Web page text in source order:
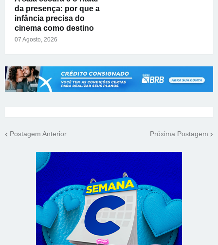
da presença: por que a
infância precisa do
cinema como destino
07 Agosto, 2026
Postagem Anterior Próxima Postagem